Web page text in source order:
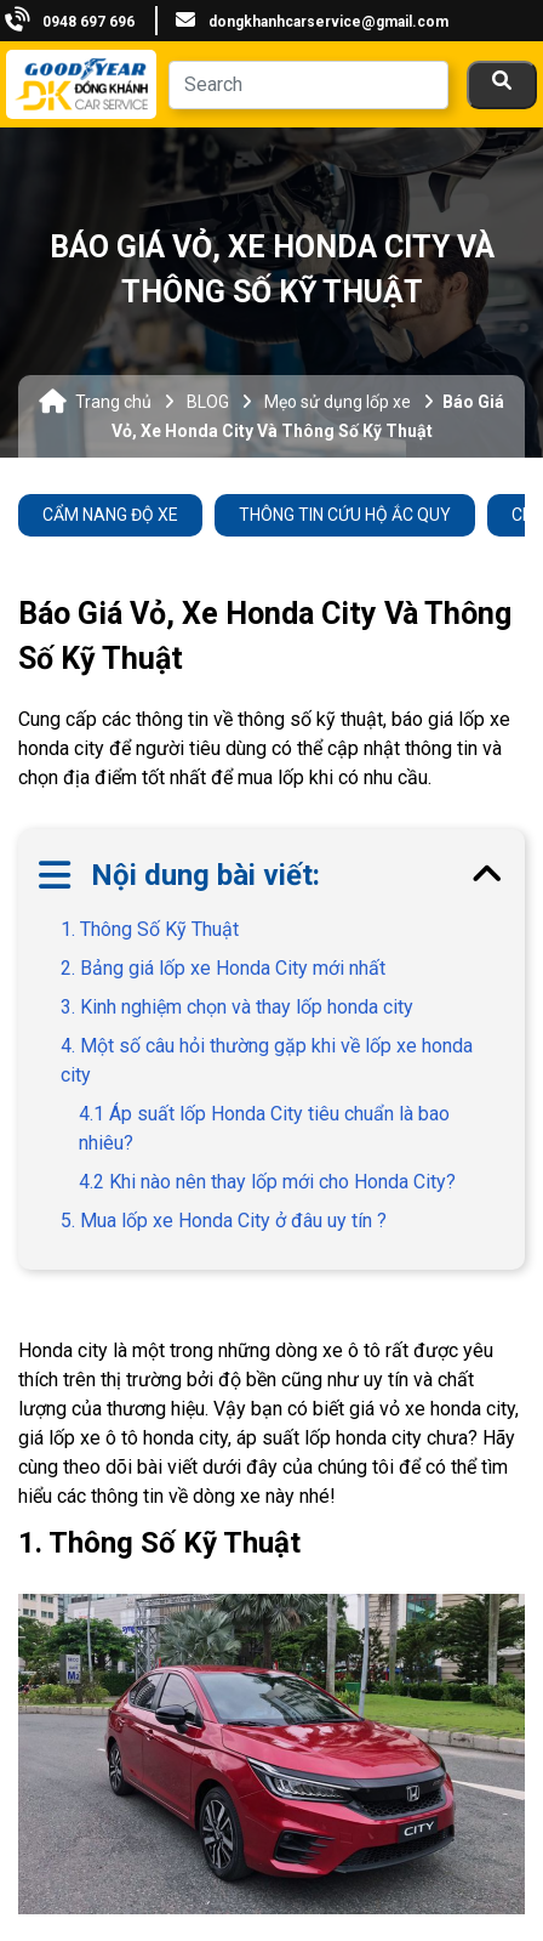
0948 697 696 dongkhanhcarservice@gmail.com
BÁO GIÁ VỎ, XE HONDA CITY VÀ
THÔNG SỐ KỸ THUẬT
Trang chủ BLOG Mẹo sử dụng lốp xe
Báo Giá
Vỏ, Xe Honda City Và Thông Số Kỹ Thuật
CẨM NANG ĐỘ XE THÔNG TIN CỨU HỘ ẮC QUY
Báo Giá Vỏ, Xe Honda City Và Thông
Số Kỹ Thuật
Cung cấp các thông tin về thông số kỹ thuật, báo giá lốp xe
honda city để người tiêu dùng có thể cập nhật thông tin và
chọn địa điểm tốt nhất để mua lốp khi có nhu cầu.
Nội dung bài viết:
1. Thông Số Kỹ Thuật
2. Bảng giá lốp xe Honda City mới nhất
3. Kinh nghiệm chọn và thay lốp honda city
4. Một số câu hỏi thường gặp khi về lốp xe honda
city
4.1 Áp suất lốp Honda City tiêu chuẩn là bao
nhiêu?
4.2 Khi nào nên thay lốp mới cho Honda City?
5. Mua lốp xe Honda City ở đâu uy tín ?
Honda city là một trong những dòng xe ô tô rất được yêu
thích trên thị trường bởi độ bền cũng như uy tín và chất
lượng của thương hiệu. Vậy bạn có biết giá vỏ xe honda city,
giá lốp xe ô tô honda city, áp suất lốp honda city chưa? Hãy
cùng theo dõi bài viết dưới đây của chúng tôi để có thể tìm
hiểu các thông tin về dòng xe này nhé!
1. Thông Số Kỹ Thuật